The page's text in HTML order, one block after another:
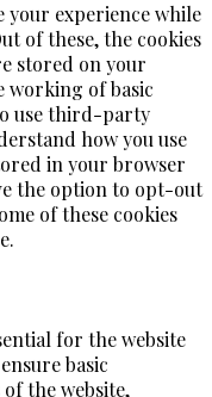
your experience while
of these, the cookies
stored on your
working of basic
use third-party
how you use
in your browser
the option to opt-out
of these cookies
for the website
basic
the website,